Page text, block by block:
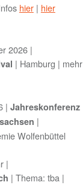
hier| hier
2026 |
| Hamburg | mehr
| Jahreskonferenz
|
Wolfenbüttel
|
| Thema: tba |